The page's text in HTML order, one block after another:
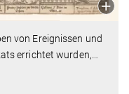
von Ereignissen und
errichtet wurden,…